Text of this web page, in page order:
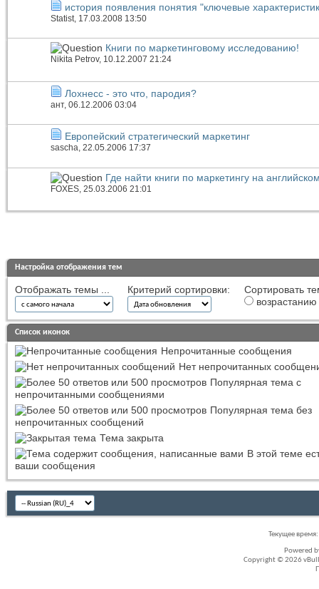
история появления понятия "ключевые
Statist, 17.03.2008 13:50
Книги по маркетинговому исследованию!
Nikita Petrov, 10.12.2007 21:24
Лохнесс - это что, пародия?
ант, 06.12.2006 03:04
Европейский стратегический маркетинг
sascha, 22.05.2006 17:37
Где найти книги по маркетингу на
FOXES , 25.03.2006 21:01
Настройка отображения тем
Отображать темы ... Критерий сортировки:
Сортировать
возрастанию
Список иконок
Непрочитанные сообщения
Нет непрочитанных
Популярная тема с
непрочитанными сообщениями
Популярная тема без
непрочитанных сообщений
Тема закрыта
В этой теме
ваши сообщения
Текущее время:
Powered
Copyright © 2026